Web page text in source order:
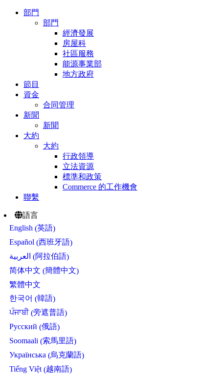
部門
部門
經濟發展
房屋科
社區服務
能源事業部
地方政府
節目
資金
合同管理
新聞
新聞
大約
大約
行政領導
立法資源
標準和政策
Commerce 的工作機會
聯繫
語言
English (英語)
Español (西班牙語)
العربية (阿拉伯語)
简体中文 (簡體中文)
繁體中文
한국어 (韓語)
ਪੰਜਾਬੀ(旁遮普語)
Русский (俄語)
Soomaali (索馬里語)
Українська (烏克蘭語)
Tiếng Việt(越南語)